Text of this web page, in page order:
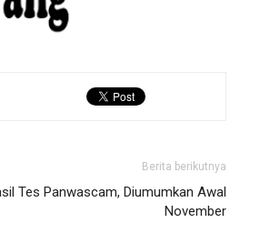
Berita berikutnya
Tes Panwascam, Diumumkan Awal
November